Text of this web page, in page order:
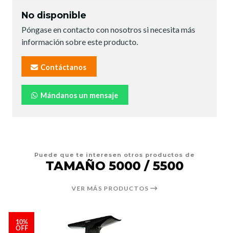
No disponible
Póngase en contacto con nosotros si necesita más
información sobre este producto.
Contáctanos
Mándanos un mensaje
Puede que te interesen otros productos de
TAMAÑO 5000 / 5500
VER MÁS PRODUCTOS
10%
OFF